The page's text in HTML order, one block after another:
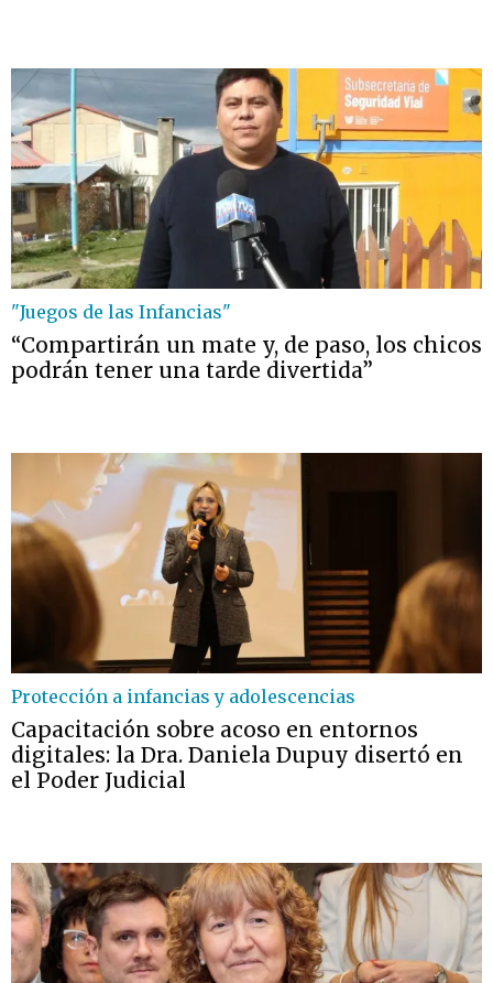
"Juegos de las Infancias"
“Compartirán un mate y, de paso, los chicos
podrán tener una tarde divertida”
Protección a infancias y adolescencias
Capacitación sobre acoso en entornos
digitales: la Dra. Daniela Dupuy disertó en
el Poder Judicial